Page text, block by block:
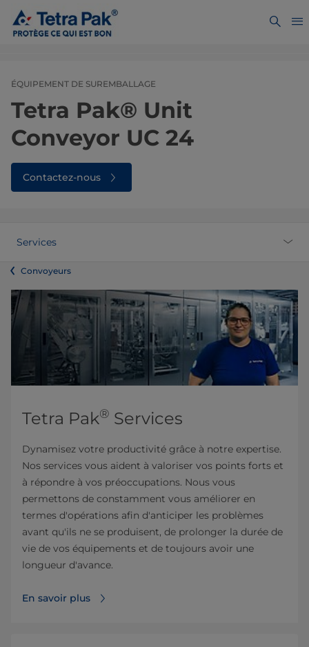
ÉQUIPEMENT DE SUREMBALLAGE
Tetra Pak® Unit
Conveyor UC 24
Contactez-nous
Services
Convoyeurs
Tetra Pak® Services
Dynamisez votre productivité grâce à notre expertise.
Nos services vous aident à valoriser vos points forts et
à répondre à vos préoccupations. Nous vous
permettons de constamment vous améliorer en
termes d'opérations afin d'anticiper les problèmes
avant qu'ils ne se produisent, de prolonger la durée de
vie de vos équipements et de toujours avoir une
longueur d'avance.
En savoir plus